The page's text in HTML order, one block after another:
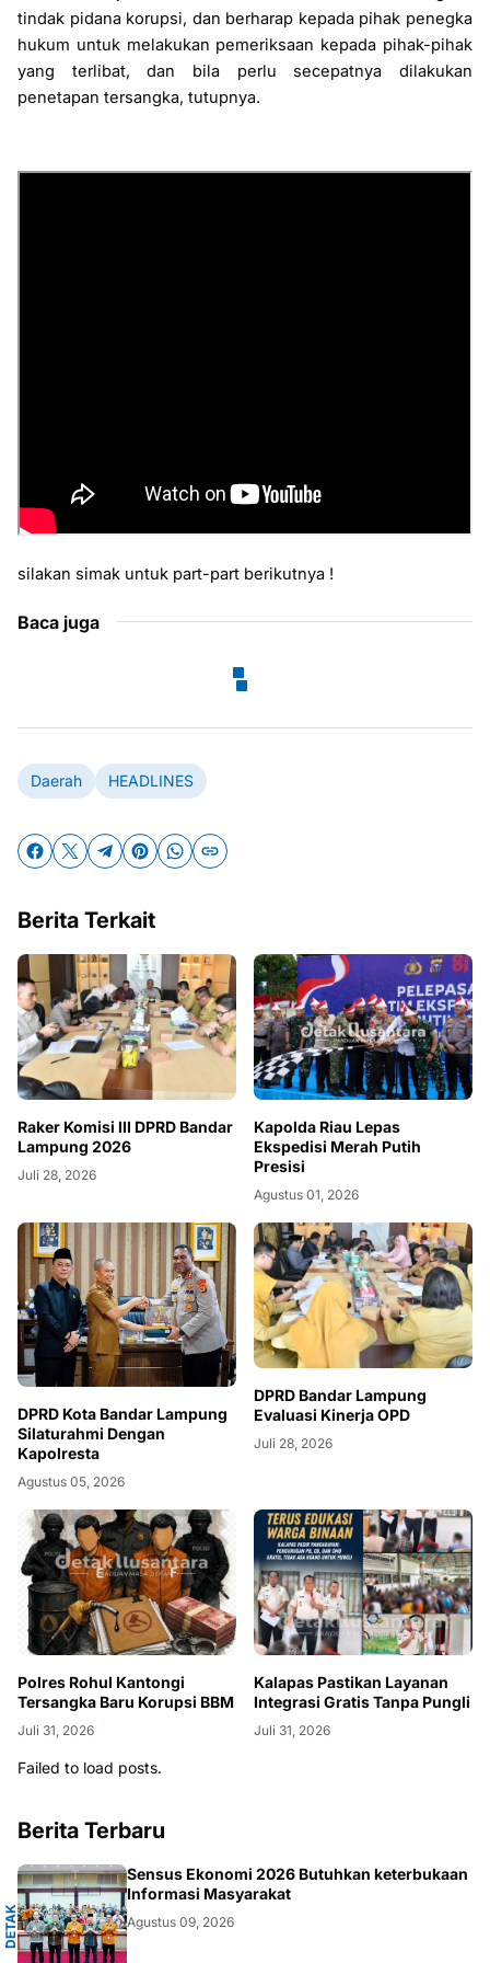
tindak pidana korupsi, dan berharap kepada pihak penegka
hukum untuk melakukan pemeriksaan kepada pihak-pihak
yang terlibat, dan bila perlu secepatnya dilakukan
penetapan tersangka, tutupnya.
silakan simak untuk part-part berikutnya !
Baca juga
Daerah HEADLINES
Berita Terkait
Raker Komisi III DPRD Bandar
Lampung 2026
Juli 28, 2026
Kapolda Riau Lepas
Ekspedisi Merah Putih
Presisi
Agustus 01, 2026
DPRD Kota Bandar Lampung
Silaturahmi Dengan
Kapolresta
Agustus 05, 2026
DPRD Bandar Lampung
Evaluasi Kinerja OPD
Juli 28, 2026
Polres Rohul Kantongi
Tersangka Baru Korupsi BBM
Juli 31, 2026
Kalapas Pastikan Layanan
Integrasi Gratis Tanpa Pungli
Juli 31, 2026
Failed to load posts.
Berita Terbaru
D
E
T
A
K
N
U
S
A
N
T
A
RA
Sensus Ekonomi 2026 Butuhkan keterbukaan
Informasi Masyarakat
Agustus 09, 2026